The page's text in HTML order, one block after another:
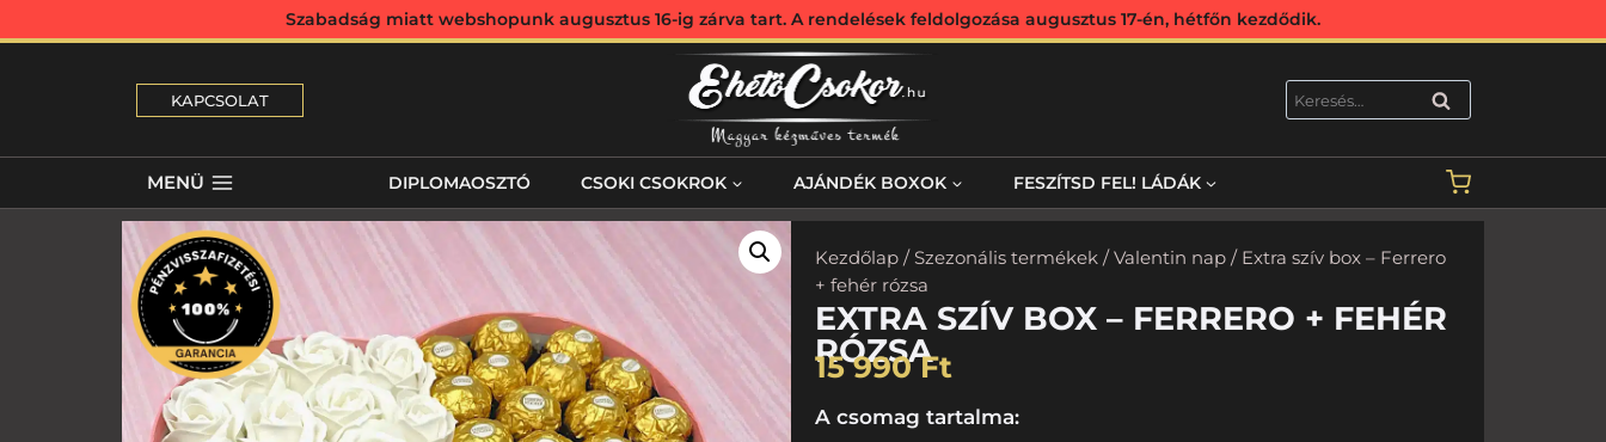
Szabadság miatt webshopunk augusztus 16-ig zárva tart. A rendelések feldolgozása augusztus 17-én, hétfőn kezdődik.
KAPCSOLAT KERESÉS
MENÜ DIPLOMAOSZTÓ CSOKI CSOKROK AJÁNDÉK BOXOK FESZÍTSD FEL! LÁDÁK
Kezdőlap/ Szezonális termékek/Valentin nap/ Extra szív box – Ferrero
+ fehér rózsa
EXTRA SZÍV BOX – FERRERO + FEHÉR
RÓZSA
15 990Ft
A csomag tartalma: